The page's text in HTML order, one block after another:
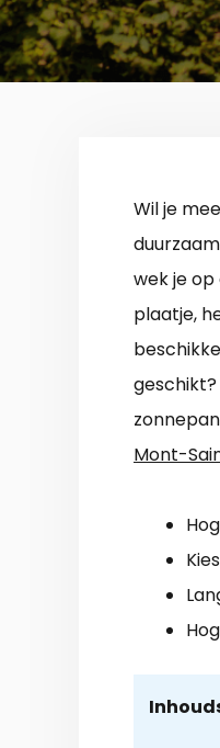
Wil je
wek je
plaatje,
Mont-